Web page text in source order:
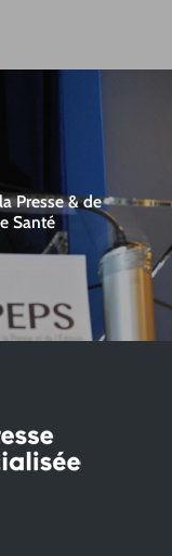
Presse & de
Santé